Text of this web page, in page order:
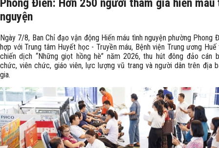
Phong Điền: Hơn 250 người tham gia hiến máu
nguyện
Ngày 7/8, Ban Chỉ đạo vận động Hiến máu tình nguyện phường Phong
hợp với Trung tâm Huyết học - Truyền máu, Bệnh viện Trung ương
chiến dịch “Những giọt hồng hè” năm 2026, thu hút đông đảo cán
chức, viên chức, giáo viên, lực lượng vũ trang và người dân trên địa
gia.